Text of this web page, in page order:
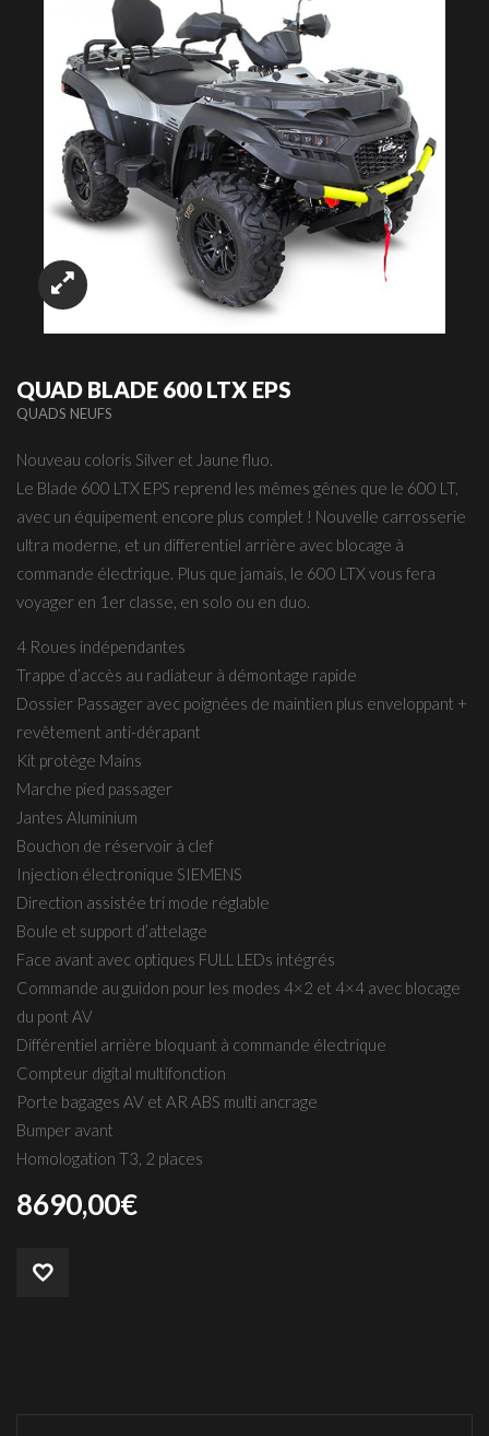
QUAD BLADE 600 LTX EPS
QUADS NEUFS
Nouveau coloris Silver et Jaune fluo.
Le Blade 600 LTX EPS reprend les mêmes gênes que le 600 LT,
avec un équipement encore plus complet ! Nouvelle carrosserie
ultra moderne, et un differentiel arrière avec blocage à
commande électrique. Plus que jamais, le 600 LTX vous fera
voyager en 1er classe, en solo ou en duo.
4 Roues indépendantes
Trappe d’accès au radiateur à démontage rapide
Dossier Passager avec poignées de maintien plus enveloppant +
revêtement anti-dérapant
Kit protège Mains
Marche pied passager
Jantes Aluminium
Bouchon de réservoir à clef
Injection électronique SIEMENS
Direction assistée tri mode réglable
Boule et support d’attelage
Face avant avec optiques FULL LEDs intégrés
Commande au guidon pour les modes 4×2 et 4×4 avec blocage
du pont AV
Différentiel arrière bloquant à commande électrique
Compteur digital multifonction
Porte bagages AV et AR ABS multi ancrage
Bumper avant
Homologation T3, 2 places
8690,00€